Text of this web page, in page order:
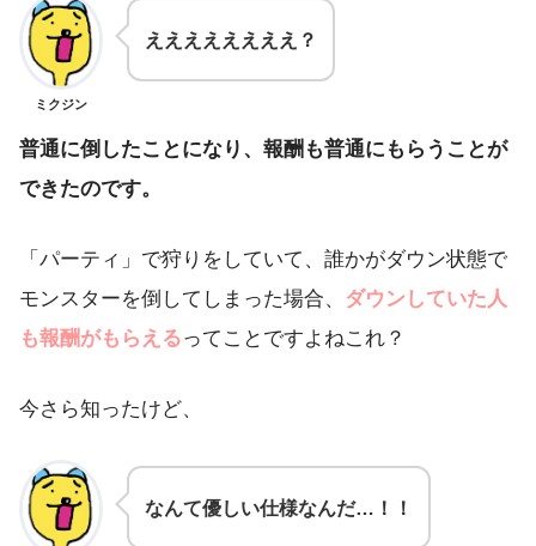
ミクジン
ええええええええ？
普通に倒したことになり、報酬も普通にもらうことが
できたのです。
「パーティ」で狩りをしていて、誰かがダウン状態で
モンスターを倒してしまった場合、 ダウンしていた人
も報酬がもらえるってことですよねこれ？
今さら知ったけど、
なんて優しい仕様なんだ…！！